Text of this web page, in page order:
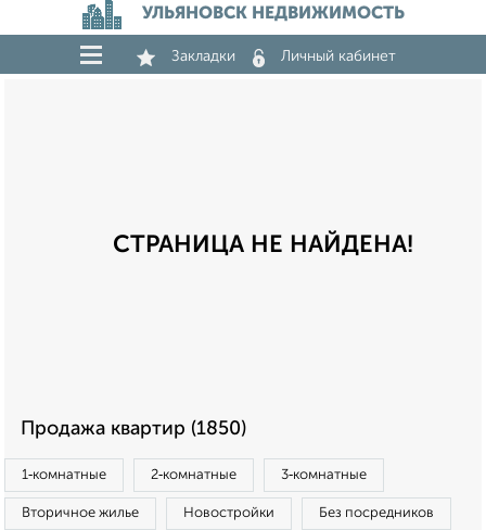
УЛЬЯНОВСК НЕДВИЖИМОСТЬ
Закладки Личный кабинет
СТРАНИЦА НЕ НАЙДЕНА!
Продажа квартир (1850)
1‑комнатные 2‑комнатные 3‑комнатные
Вторичное жилье Новостройки Без посредников